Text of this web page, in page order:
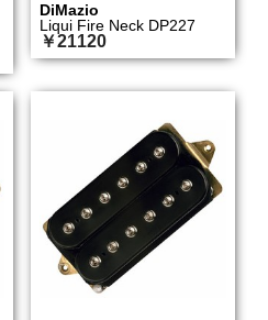
DiMazio
Liqui Fire Neck DP227
￥21120